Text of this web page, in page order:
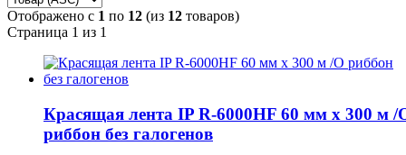
Отображено с 1 по 12 (из 12 товаров)
Страница 1 из 1
Красящая лента IP R-6000HF 60 мм x 300 м /
риббон без галогенов